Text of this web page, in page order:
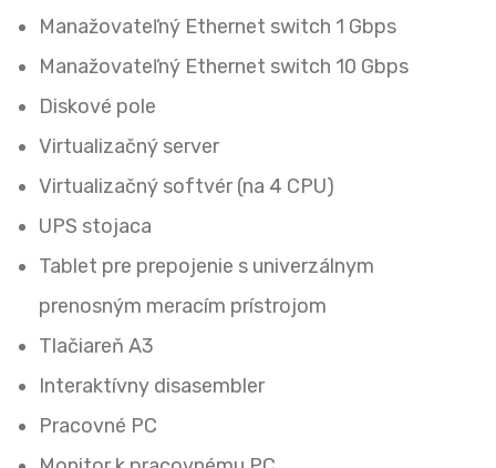
Manažovateľný Ethernet switch 1 Gbps
Manažovateľný Ethernet switch 10 Gbps
Diskové pole
Virtualizačný server
Virtualizačný softvér (na 4 CPU)
UPS stojaca
Tablet pre prepojenie s univerzálnym
prenosným meracím prístrojom
Tlačiareň A3
Interaktívny disasembler
Pracovné PC